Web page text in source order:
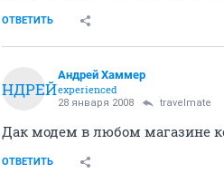
ОТВЕТИТЬ
АНДРЕЙ
Андрей Хаммер
experienced
28 января 2008 travelmate
Дак модем в любом магазине
ОТВЕТИТЬ